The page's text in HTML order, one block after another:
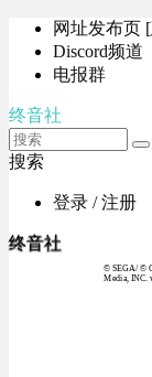
网址发布页
Discord频道
电报群
终音社
搜索
登录 / 注册
终音社
© SEGA / ©
Media, INC.